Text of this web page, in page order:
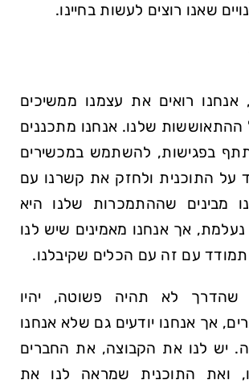
שאנו רוצים לעשות בחיינו.
אנחנו רואים את עצמנו ממשיכים
ההתאוששות שלנו. אנחנו מתכננים
בפגישות, להשתמש במכשירים
על התוכנית ולחזק את קשרנו עם
מבינים שההתמכרות שלנו היא
אך אנחנו מאמינים שיש לנו
עם זה עם הכלים שקיבלנו.
שהדרך לא תהיה פשוטה, יהיו
אך אנחנו יודעים גם שלא אנחנו
יש לנו את הקבוצה, את החברים
ואת התוכנית שמראה לנו את